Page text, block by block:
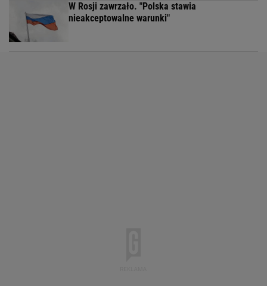
W Rosji zawrzało. "Polska stawia
nieakceptowalne warunki"